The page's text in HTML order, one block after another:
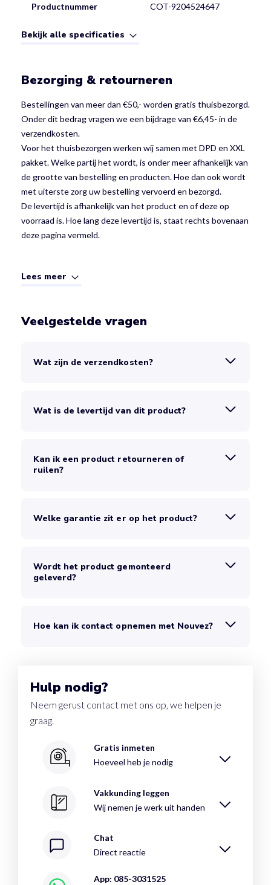
Productnummer COT-9204524647
Bekijk alle specificaties
Bezorging & retourneren
Bestellingen van meer dan €50,- worden gratis thuisbezorgd.
Onder dit bedrag vragen we een bijdrage van €6,45- in de
verzendkosten.
Voor het thuisbezorgen werken wij samen met DPD en XXL
pakket. Welke partij het wordt, is onder meer afhankelijk van
de grootte van bestelling en producten. Hoe dan ook wordt
met uiterste zorg uw bestelling vervoerd en bezorgd.
De levertijd is afhankelijk van het product en of deze op
voorraad is. Hoe lang deze levertijd is, staat rechts bovenaan
deze pagina vermeld.
Lees meer
Veelgestelde vragen
Wat zijn de verzendkosten?
Wat is de levertijd van dit product?
Kan ik een product retourneren of
ruilen?
Welke garantie zit er op het product?
Wordt het product gemonteerd
geleverd?
Hoe kan ik contact opnemen met Nouvez?
Hulp nodig?
Neem gerust contact met ons op, we helpen je
graag.
Gratis inmeten
Hoeveel heb je nodig
Vakkunding leggen
Wij nemen je werk uit handen
Chat
Direct reactie
App: 085-3031525